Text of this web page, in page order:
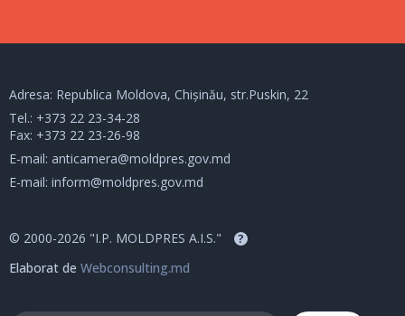
Adresa: Republica Moldova, Chișinău, str.Puskin, 22
Tel.: +373 22 23-34-28
Fax: +373 22 23-26-98
E-mail: anticamera@moldpres.gov.md
E-mail: inform@moldpres.gov.md
© 2000-2026 "I.P. MOLDPRES A.I.S." ?
Elaborat de Webconsulting.md